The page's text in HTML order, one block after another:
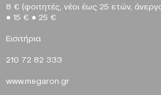
8 € (φοιτητές, νέοι έως 25 ετών,
● 15 € ● 25 €
Eισιτήρια
210 72 82 333
www.megaron gr